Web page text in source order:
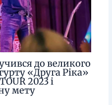
до великого
«Друга Ріка»
2023 і
мету